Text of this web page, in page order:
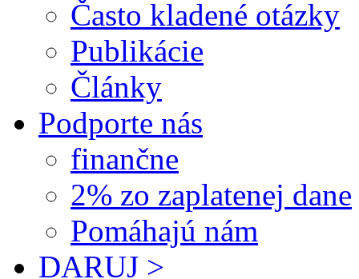
Často kladené otázky
Publikácie
Články
Podporte nás
finančne
2% zo zaplatenej dane
Pomáhajú nám
DARUJ >